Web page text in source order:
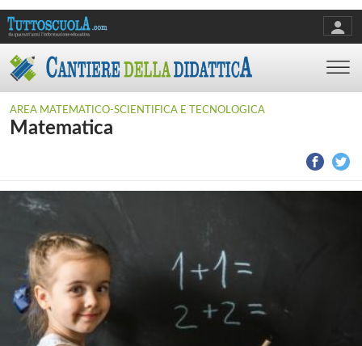
AREA MATEMATICO-SCIENTIFICA E TECNOLOGICA
Matematica